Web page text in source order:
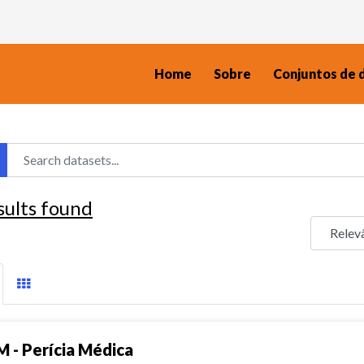
Home Sobre Conjuntos de
found
- Perícia Médica